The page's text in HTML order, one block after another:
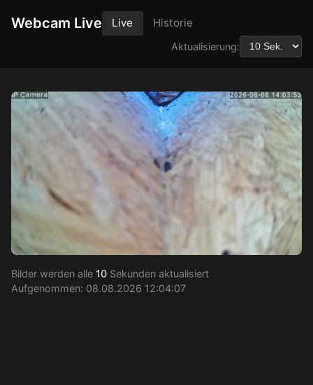
Webcam Live Live Historie
Aktualisierung:
Bilder werden alle 10 Sekunden aktualisiert
Aufgenommen: 08.08.2026 12:04:07